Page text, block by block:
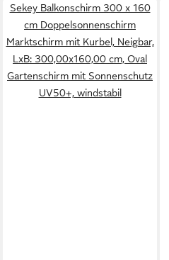
Sekey Balkonschirm 300 x 160
cm Doppelsonnenschirm
Marktschirm mit Kurbel, Neigbar,
LxB: 300,00x160,00 cm, Oval
Gartenschirm mit Sonnenschutz
UV50+, windstabil